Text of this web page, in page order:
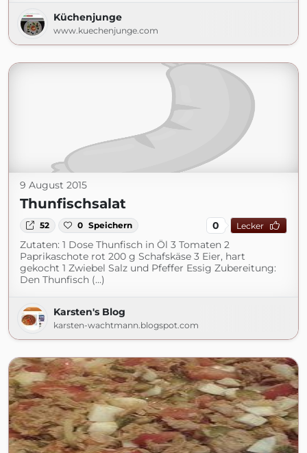
Küchenjunge
www.kuechenjunge.com
9 August 2015
Thunfischsalat
52 0 Speichern 0 Lecker
Zutaten: 1 Dose Thunfisch in Öl 3 Tomaten 2
Paprikaschote rot 200 g Schafskäse 3 Eier, hart
gekocht 1 Zwiebel Salz und Pfeffer Essig Zubereitung:
Den Thunfisch (...)
Karsten's Blog
karsten-wachtmann.blogspot.com